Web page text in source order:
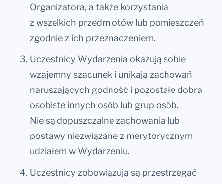
Organizatora, a także korzystania
z wszelkich przedmiotów lub pomieszczeń
zgodnie z ich przeznaczeniem.
Uczestnicy Wydarzenia okazują sobie
wzajemny szacunek i unikają zachowań
naruszających godność i pozostałe dobra
osobiste innych osób lub grup osób.
Nie są dopuszczalne zachowania lub
postawy niezwiązane z merytorycznym
udziałem w Wydarzeniu.
Uczestnicy zobowiązują są przestrzegać